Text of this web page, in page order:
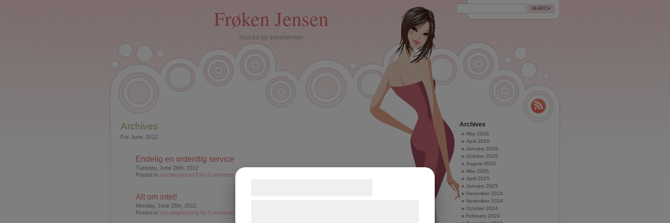
Frøken Jensen
Husråd og anbefalinger
Archives
For June, 2012.
Endelig en ordentlig service
Tuesday, June 26th, 2012
Posted in Uncategorized | No Comments »
Alt om intet!
Monday, June 25th, 2012
Posted in Uncategorized | No Comments »
Archives
May 2026
April 2026
January 2026
October 2025
August 2025
May 2025
April 2025
January 2025
December 2024
November 2024
October 2024
February 2024